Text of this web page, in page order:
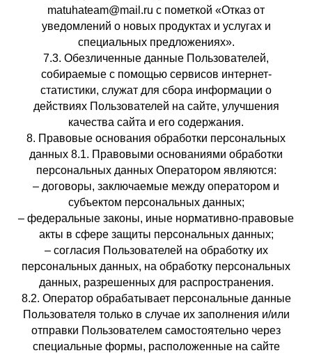
matuhateam@mail.ru с пометкой «Отказ от
уведомлений о новых продуктах и услугах и
специальных предложениях».
7.3. Обезличенные данные Пользователей,
собираемые с помощью сервисов интернет-
статистики, служат для сбора информации о
действиях Пользователей на сайте, улучшения
качества сайта и его содержания.
8. Правовые основания обработки персональных
данных 8.1. Правовыми основаниями обработки
персональных данных Оператором являются:
– договоры, заключаемые между оператором и
субъектом персональных данных;
– федеральные законы, иные нормативно-правовые
акты в сфере защиты персональных данных;
– согласия Пользователей на обработку их
персональных данных, на обработку персональных
данных, разрешенных для распространения.
8.2. Оператор обрабатывает персональные данные
Пользователя только в случае их заполнения и/или
отправки Пользователем самостоятельно через
специальные формы, расположенные на сайте